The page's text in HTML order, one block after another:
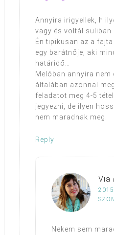
Annyira irigyellek, h
vagy és voltál suliban
Én tipikusan az a
egy barátnője, aki
határidő…
Melóban annyira nem
általában azonnal
feladatot meg 4-5
jegyezni, de ilyen
nem maradnak meg.
Reply
Via
Nekem sem